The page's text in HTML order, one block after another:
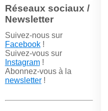
Réseaux sociaux /
Newsletter
Suivez-nous sur
Facebook!
Suivez-vous sur
Instagram!
Abonnez-vous à la
newsletter!